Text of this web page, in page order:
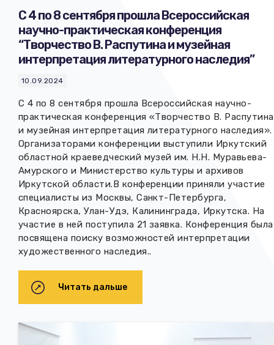
С 4 по 8 сентября прошла Всероссийская
научно-практическая конференция
“Творчество В. Распутина и музейная
интерпретация литературного наследия”
10.09.2024
С 4 по 8 сентября прошла Всероссийская научно-
практическая конференция «Творчество В. Распутина
и музейная интерпретация литературного наследия».
Организаторами конференции выступили Иркутский
областной краеведческий музей им. Н.Н. Муравьева-
Амурского и Министерство культуры и архивов
Иркутской области.В конференции приняли участие
специалисты из Москвы, Санкт-Петербурга,
Красноярска, Улан-Удэ, Калининграда, Иркутска. На
участие в ней поступила 21 заявка. Конференция была
посвящена поиску возможностей интерпретации
художественного наследия..
Читать дальше